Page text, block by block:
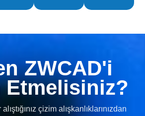
ZWCAD'i
Etmelisiniz?
alıştığınız çizim alışkanlıklarınızdan